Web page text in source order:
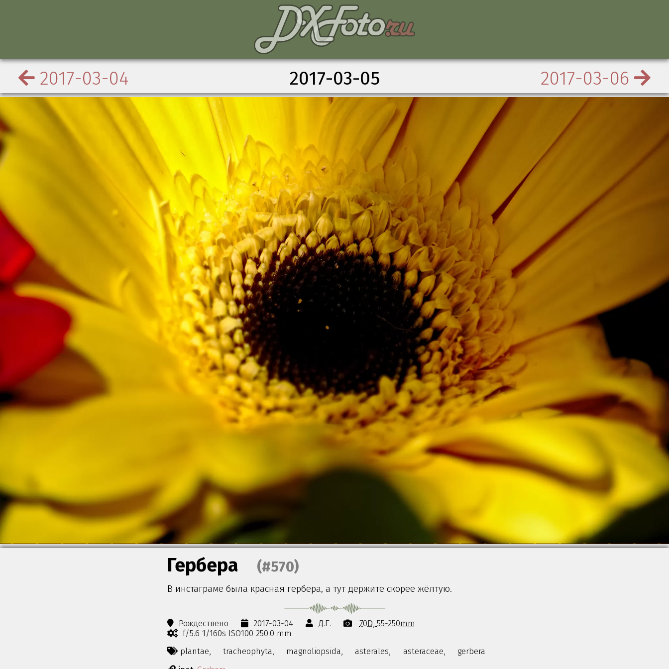
2017-03-04 2017-03-05 2017-03-06
Гербера (#570)
В инстаграме была красная гербера, а тут держите скорее жёлтую.
Рождествено 2017-03-04 Д.Г. 70D 55-250mm
f/5.6 1/160s ISO100 250.0 mm
plantae,
tracheophyta, magnoliopsida, asterales, asteraceae,
gerbera